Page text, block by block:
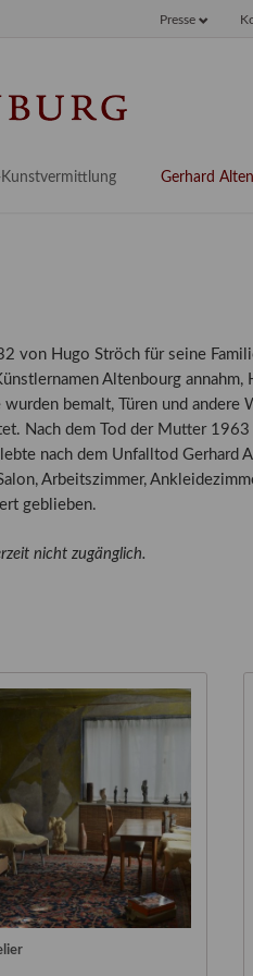
Presse
für Kitas
für Schulen
Gerhard
von Hugo Ströch für seine
Altenbourg annahm,
bemalt, Türen und andere
Nach dem Tod der Mutter
nach dem Unfalltod Gerhard
Arbeitszimmer,
geblieben.
nicht zugänglich.